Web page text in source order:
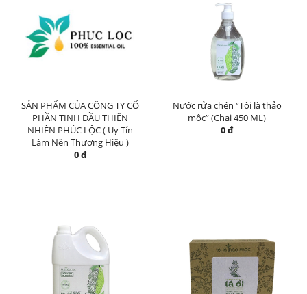
SẢN PHẨM CỦA CÔNG TY CỔ
PHẦN TINH DẦU THIÊN
NHIÊN PHÚC LỘC ( Uy Tín
Làm Nên Thương Hiệu )
0 đ
Nước rửa chén “Tôi là thảo
mộc” (Chai 450 ML)
0 đ